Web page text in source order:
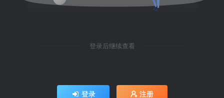
登录后继续查看
登录 注册